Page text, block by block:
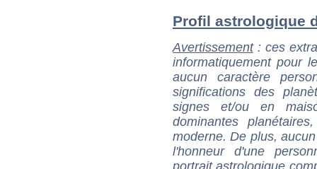
Profil astrologique
Avertissement: ces
informatiquement pour
aucun caractère
significations des
signes et/ou en
dominantes
moderne. De plus,
l'honneur d'une
portrait astrologique